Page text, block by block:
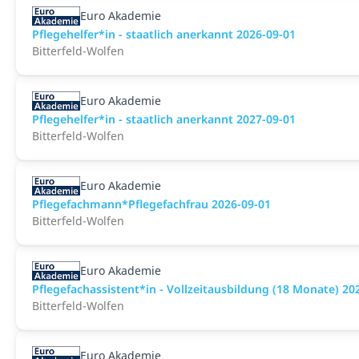
Euro Akademie
Pflegehelfer*in - staatlich anerkannt 2026-09-01
Bitterfeld-Wolfen
Euro Akademie
Pflegehelfer*in - staatlich anerkannt 2027-09-01
Bitterfeld-Wolfen
Euro Akademie
Pflegefachmann*Pflegefachfrau 2026-09-01
Bitterfeld-Wolfen
Euro Akademie
Pflegefachassistent*in - Vollzeitausbildung (18 Monate)
Bitterfeld-Wolfen
Euro Akademie